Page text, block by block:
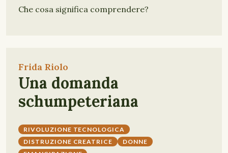
Che cosa significa comprendere?
Frida Riolo
Una domanda
schumpeteriana
RIVOLUZIONE TECNOLOGICA
DISTRUZIONE CREATRICE
DONNE